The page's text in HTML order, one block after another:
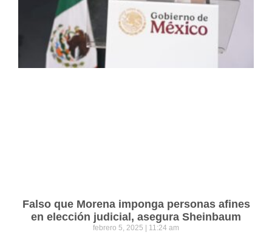
Falso que Morena imponga personas afines
en elección judicial, asegura Sheinbaum
febrero 5, 2025 11:24 am